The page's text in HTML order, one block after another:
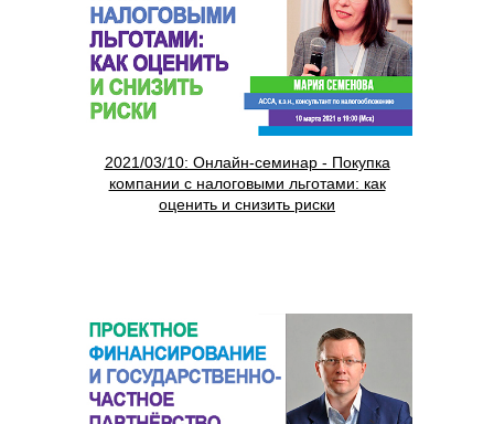
2021/03/10: Онлайн-семинар - Покупка
компании с налоговыми льготами: как
оценить и снизить риски